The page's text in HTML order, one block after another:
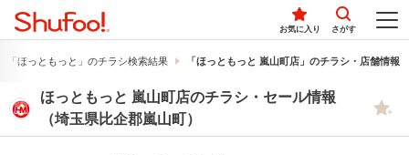
お気に入り さがす
「ほっともっと」のチラシ検索結果 「ほっともっと 嵐山町店」のチラシ・店舗情報
ほっともっと 嵐山町店のチラシ・セール情報
（埼玉県比企郡嵐山町）